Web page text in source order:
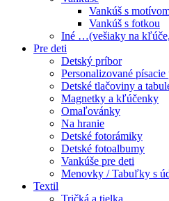
Vankúš s
Vankúš s fotkou
Iné …(vešiaky na
Pre deti
Detský príbor
Personalizované písacie
Detské tlačoviny a
Magnetky a kľúčenky
Omaľovánky
Na hranie
Detské fotorámiky
Detské fotoalbumy
Vankúše pre deti
Menovky / Tabuľky s
Textil
Tričká a tielka